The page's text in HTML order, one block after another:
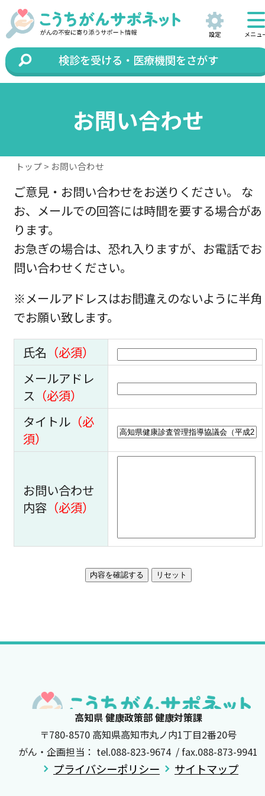
設定
検診を受ける・医療機関をさがす
メニュ
お問い合わせ
トップ> お問い合わせ
ご意見・お問い合わせをお送りください。 な
お、メールでの回答には時間を要する場合があ
ります。
お急ぎの場合は、恐れ入りますが、お電話でお
問い合わせください。
※メールアドレスはお間違えのないように半角
でお願い致します。
氏名 （必須）
メールアドレ
ス （必須）
タイトル （必
須）
お問い合わせ
内容 （必須）
高知県 健康政策部 健康対策課
〒780-8570 高知県高知市丸ノ内1丁目2番20号
がん・企画担当： tel.088-823-9674 / fax.088-873-9941
プライバシーポリシー サイトマップ